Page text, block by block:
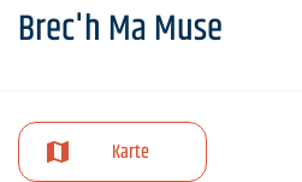
Brec'h Ma Muse
Karte